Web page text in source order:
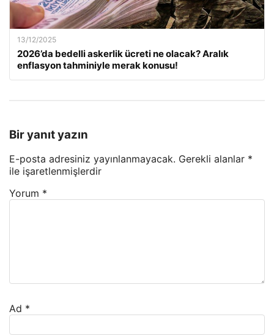
13/12/2025
2026’da bedelli askerlik ücreti ne olacak? Aralık
enflasyon tahminiyle merak konusu!
Bir yanıt yazın
E-posta adresiniz yayınlanmayacak. Gerekli alanlar *
ile işaretlenmişlerdir
Yorum *
Ad *